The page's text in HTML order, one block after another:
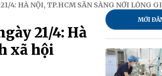
4: HÀ NỘI, TP.HCM SẴN SÀNG NỚI LỎNG
21/4: Hà
xã hội
MỚI